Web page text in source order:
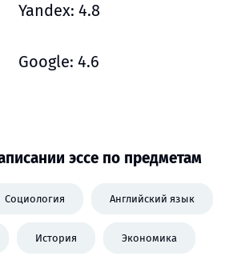
Yandex: 4.8
Google: 4.6
эссе по предметам
Социология Английский язык
История Экономика